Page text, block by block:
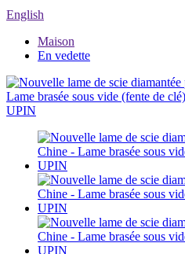
English
Maison
En vedette